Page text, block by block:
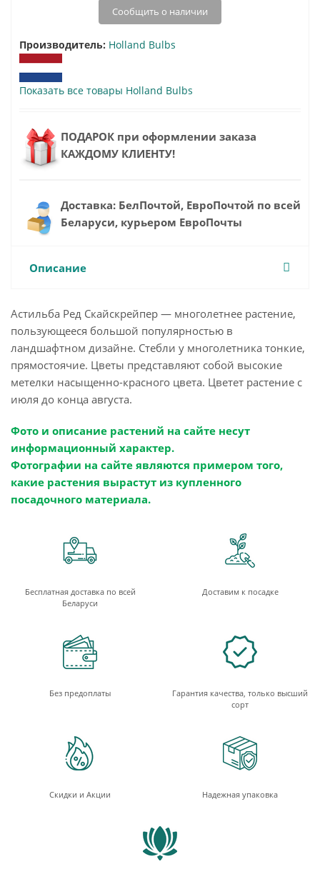
Сообщить о наличии
Производитель: Holland Bulbs
Показать все товары Holland Bulbs
ПОДАРОК при оформлении заказа
КАЖДОМУ КЛИЕНТУ!
Доставка: БелПочтой, ЕвроПочтой по всей
Беларуси, курьером ЕвроПочты
Описание
Астильба Ред Скайскрейпер — многолетнее растение,
пользующееся большой популярностью в
ландшафтном дизайне. Стебли у многолетника тонкие,
прямостоячие. Цветы представляют собой высокие
метелки насыщенно-красного цвета. Цветет растение с
июля до конца августа.
Фото и описание растений на сайте несут
информационный характер.
Фотографии на сайте являются примером того,
какие растения вырастут из купленного
посадочного материала.
Бесплатная доставка по всей
Беларуси
Доставим к посадке
Без предоплаты
Гарантия качества, только высший
сорт
Скидки и Акции Надежная упаковка